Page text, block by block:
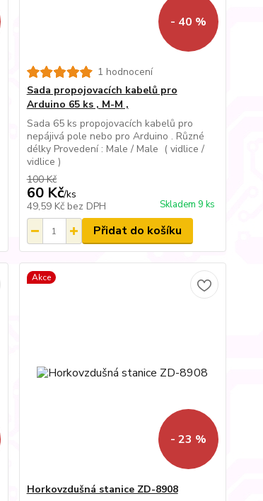
- 40 %
1 hodnocení
Sada propojovacích kabelů pro
Arduino 65 ks , M-M ,
Sada 65 ks propojovacích kabelů pro
nepájivá pole nebo pro Arduino . Různé
délky Provedení : Male / Male ( vidlice /
vidlice )
100 Kč
60 Kč/ks
49,59 Kč bez DPH Skladem 9 ks
Přidat do košíku
Akce
- 23 %
Horkovzdušná stanice ZD-8908